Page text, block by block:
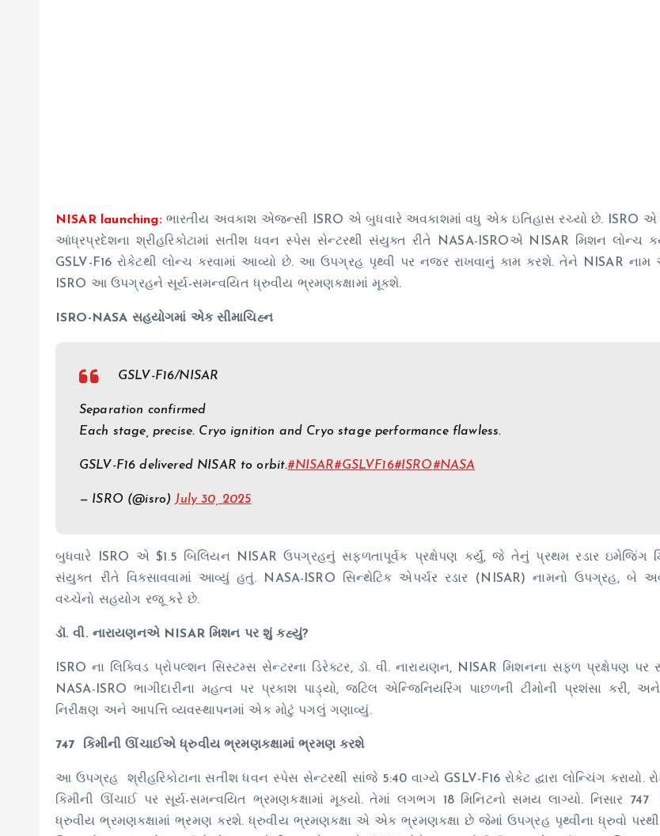
NISAR launching:ભારતીય અવકાશ એજન્સી ISRO એ બુધવારે અવકાશમાં વધુ એક ઇતિહાસ રચ્યો છે. ISRO
આંધ્રપ્રદેશના શ્રીહરિકોટામાં સતીશ ધવન સ્પેસ સેન્ટરથી સંયુક્ત રીતે NASA-ISROએ NISAR મિશન
GSLV-F16 રોકેટથી લોન્ચ કરવામાં આવ્યો છે. આ ઉપગ્રહ પૃથ્વી પર નજર રાખવાનું કામ કરશે. તેને NISAR
ISRO આ ઉપગ્રહને સૂર્ય-સમન્વયિત ધ્રુવીય ભ્રમણકક્ષામાં મૂકશે.
ISRO-NASA સહયોગમાં એક સીમાચિહ્ન
GSLV-F16/NISAR
Separation confirmed
Each stage, precise. Cryo ignition and Cryo stage performance flawless.
GSLV-F16 delivered NISAR to orbit.#NISAR#GSLVF16#ISRO#NASA
— ISRO (@isro)July 30, 2025
બુધવારે ISRO એ $1.5 બિલિયન NISAR ઉપગ્રહનું સફળતાપૂર્વક પ્રક્ષેપણ કર્યું, જે તેનું પ્રથમ રડાર ઇમેજિંગ
સંયુક્ત રીતે વિકસાવવામાં આવ્યું હતું. NASA-ISRO સિન્થેટિક એપર્ચર રડાર (NISAR) નામનો ઉપગ્રહ,
વચ્ચેનો સહયોગ રજૂ કરે છે.
ડૉ. વી. નારાયણનએ NISAR મિશન પર શું કહ્યું?
ISRO ના લિક્વિડ પ્રોપલ્શન સિસ્ટમ્સ સેન્ટરના ડિરેક્ટર, ડૉ. વી. નારાયણન, NISAR મિશનના સફળ પ્રક્ષેપણ
NASA-ISRO ભાગીદારીના મહત્વ પર પ્રકાશ પાડ્યો, જટિલ એન્જિનિયરિંગ પાછળની ટીમોની પ્રશંસા કરી,
નિરીક્ષણ અને આપત્તિ વ્યવસ્થાપનમાં એક મોટું પગલું ગણાવ્યું.
747 કિમીની ઊંચાઈએ ધ્રુવીય ભ્રમણકક્ષામાં ભ્રમણ કરશે
આ ઉપગ્રહ શ્રીહરિકોટાના સતીશ ધવન સ્પેસ સેન્ટરથી સાંજે 5:40 વાગ્યે GSLV-F16 રોકેટ દ્વારા લોન્ચિંગ કરાયો.
કિમીની ઊંચાઈ પર સૂર્ય-સમન્વયિત ભ્રમણકક્ષામાં મૂક્યો. તેમાં લગભગ 18 મિનિટનો સમય લાગ્યો. નિસાર
ધ્રુવીય ભ્રમણકક્ષામાં ભ્રમણ કરશે. ધ્રુવીય ભ્રમણકક્ષા એ એક ભ્રમણકક્ષા છે જેમાં ઉપગ્રહ પૃથ્વીના ધ્રુવો